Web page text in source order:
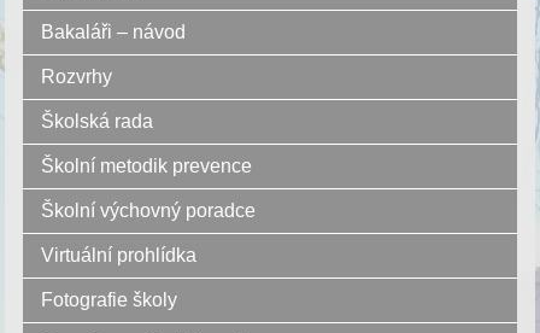
Bakaláři – návod
Rozvrhy
Školská rada
Školní metodik prevence
Školní výchovný poradce
Virtuální prohlídka
Fotografie školy